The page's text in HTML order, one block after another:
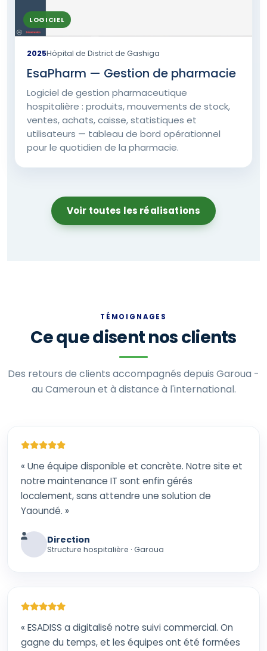
LOGICIEL
2025Hôpital de District de Gashiga
EsaPharm — Gestion de pharmacie
Logiciel de gestion pharmaceutique
hospitalière : produits, mouvements de stock,
ventes, achats, caisse, statistiques et
utilisateurs — tableau de bord opérationnel
pour le quotidien de la pharmacie.
Voir toutes les réalisations
TÉMOIGNAGES
Ce que disent nos clients
Des retours de clients accompagnés depuis Garoua -
au Cameroun et à distance à l'international.
« Une équipe disponible et concrète. Notre site et
notre maintenance IT sont enfin gérés
localement, sans attendre une solution de
Yaoundé. »
Direction
Structure hospitalière · Garoua
« ESADISS a digitalisé notre suivi commercial. On
gagne du temps, et les équipes ont été formées